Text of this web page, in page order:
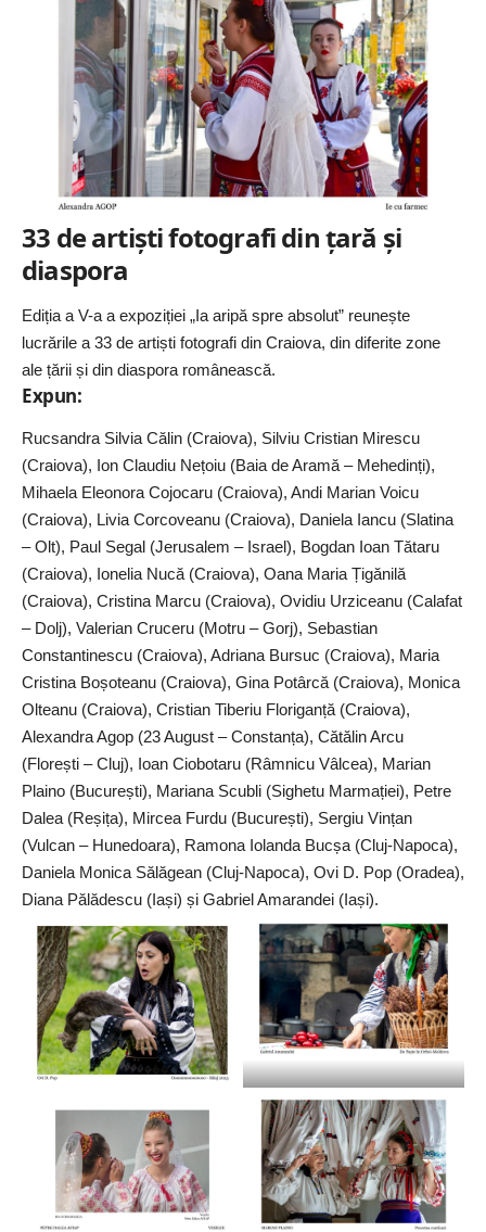
33 de artiști fotografi din țară și
diaspora
Ediția a V-a a expoziției „Ia aripă spre absolut” reunește
lucrările a 33 de artiști fotografi din Craiova, din diferite zone
ale țării și din diaspora românească.
Expun:
Rucsandra Silvia Călin (Craiova), Silviu Cristian Mirescu
(Craiova), Ion Claudiu Nețoiu (Baia de Aramă – Mehedinți),
Mihaela Eleonora Cojocaru (Craiova), Andi Marian Voicu
(Craiova), Livia Corcoveanu (Craiova), Daniela Iancu (Slatina
– Olt), Paul Segal (Jerusalem – Israel), Bogdan Ioan Tătaru
(Craiova), Ionelia Nucă (Craiova), Oana Maria Țigănilă
(Craiova), Cristina Marcu (Craiova), Ovidiu Urziceanu (Calafat
– Dolj), Valerian Cruceru (Motru – Gorj), Sebastian
Constantinescu (Craiova), Adriana Bursuc (Craiova), Maria
Cristina Boșoteanu (Craiova), Gina Potârcă (Craiova), Monica
Olteanu (Craiova), Cristian Tiberiu Floriganță (Craiova),
Alexandra Agop (23 August – Constanța), Cătălin Arcu
(Florești – Cluj), Ioan Ciobotaru (Râmnicu Vâlcea), Marian
Plaino (București), Mariana Scubli (Sighetu Marmației), Petre
Dalea (Reșița), Mircea Furdu (București), Sergiu Vințan
(Vulcan – Hunedoara), Ramona Iolanda Bucșa (Cluj-Napoca),
Daniela Monica Sălăgean (Cluj-Napoca), Ovi D. Pop (Oradea),
Diana Pălădescu (Iași) și Gabriel Amarandei (Iași).